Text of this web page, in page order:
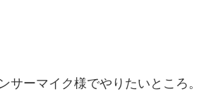
サーマイク様でやりたいところ。